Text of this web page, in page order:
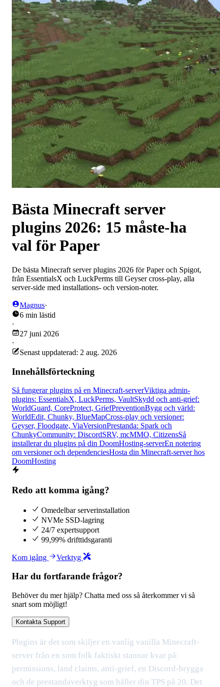
Bästa Minecraft server
plugins 2026: 15 måste-ha
val för Paper
De bästa Minecraft server plugins 2026 för Paper och Spigot,
från EssentialsX och LuckPerms till Geyser cross-play, alla
server-side med installations- och version-noter.
Magnus·
6 min lästid
·
27 juni 2026
·
Senast uppdaterad: 2 aug. 2026
Innehållsförteckning
Så fungerar plugins på en Minecraft-serverViktiga admin-
plugins: EssentialsX, LuckPerms, VaultSkydd och anti-grief:
WorldGuard, CoreProtect, GriefPreventionBygg och värld:
WorldEdit, Chunky, BlueMapCross-play och versioner:
Geyser, Floodgate, ViaVersionPrestanda: Spark och
ChunkyCommunity: DiscordSRV, mcMMO, CitizensSå
installerar du plugins på din DoomHosting-serverEn notering
om versioner och dependenciesHosta din Minecraft-server hos
DoomHosting
Redo att komma igång?
Omedelbar serverinstallation
NVMe SSD-lagring
24/7 expertsupport
99,99% drifttidsgaranti
Kom igång Verktyg
Har du fortfarande frågor?
Behöver du mer hjälp? Chatta med oss så återkommer vi så
snart som möjligt!
Kontakta Support
Plugins är det som skiljer en vanlig vanilla Minecraft-
server från en som folk faktiskt stannar kvar på:
permissions, land claims, anti-grief, en Discord-brygga
och de prestandaverktyg som håller din TPS på 20. Det